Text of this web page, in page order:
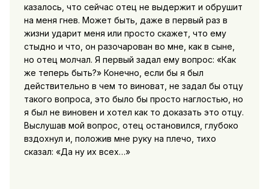
казалось, что сейчас отец не выдержит и обрушит
на меня гнев. Может быть, даже в первый раз в
жизни ударит меня или просто скажет, что ему
стыдно и что, он разочарован во мне, как в сыне,
но отец молчал. Я первый задал ему вопрос: «Как
же теперь быть?» Конечно, если бы я был
действительно в чем то виноват, не задал бы отцу
такого вопроса, это было бы просто наглостью, но
я был не виновен и хотел как то доказать это отцу.
Выслушав мой вопрос, отец остановился, глубоко
вздохнул и, положив мне руку на плечо, тихо
сказал: «Да ну их всех…»